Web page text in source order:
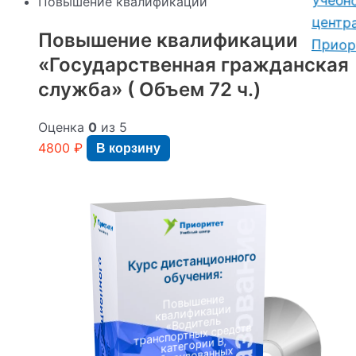
Повышение квалификации
«Государственная гражданская
служба» ( Объем 72 ч.)
Оценка 0 из 5
4800 ₽ В корзину
Курс дистанционного
обучения:
Повышение
квалификации
«Водитель
транспортных средств
категории B,